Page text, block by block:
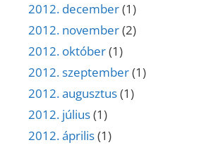
2012. december(1)
2012. november(2)
2012. október(1)
2012. szeptember(1)
2012. augusztus(1)
2012. július(1)
2012. április(1)